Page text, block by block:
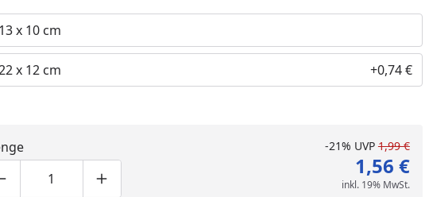
hinzufügen
(2)
13 x 10 cm
x 12 cm +0,74 €
Produktmenge um eins verringern
Produktmenge manuell eingeben
Produktmenge um eins erhöhen
-21% UVP 1,99 €
1,56 €
inkl. 19% MwSt.